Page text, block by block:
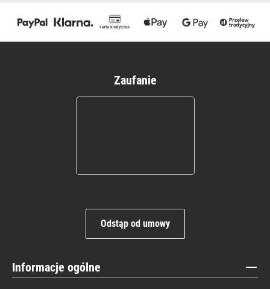
Zaufanie
Odstąp od umowy
Informacje ogólne